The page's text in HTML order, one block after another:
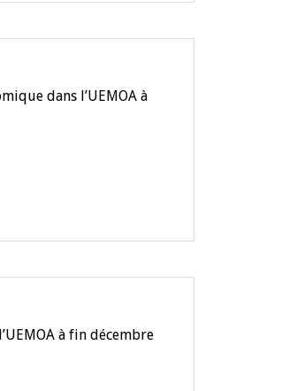
dans l’UEMOA à
à fin décembre